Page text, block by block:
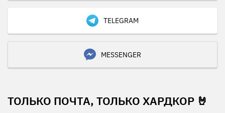
TELEGRAM
MESSENGER
ТОЛЬКО ПОЧТА, ТОЛЬКО ХАРДКОР 🤘